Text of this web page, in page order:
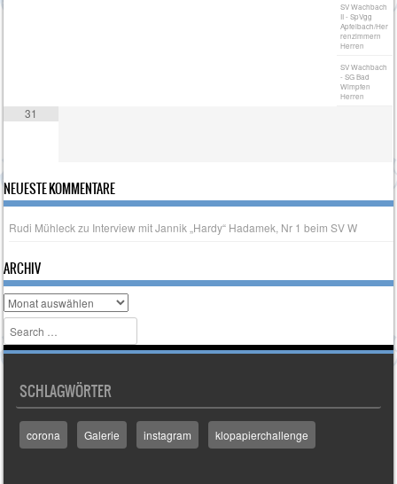
SV Wachbach
II - SpVgg
Apfelbach/Her
renzimmern
Herren
SV Wachbach
- SG Bad
Wimpfen
Herren
31
NEUESTE KOMMENTARE
Rudi Mühleck zu Interview mit Jannik „Hardy“ Hadamek, Nr 1 beim SV W
ARCHIV
Archiv
Search
SCHLAGWÖRTER
corona Galerie instagram klopapierchallenge